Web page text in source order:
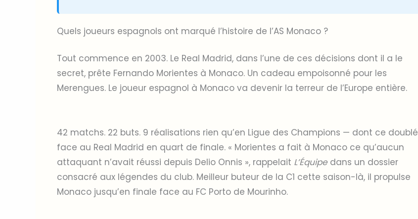
Quels joueurs espagnols ont marqué l’histoire de l’AS Monaco ?
Tout commence en 2003. Le Real Madrid, dans l’une de ces décisions dont il a le
secret, prête Fernando Morientes à Monaco. Un cadeau empoisonné pour les
Merengues. Le joueur espagnol à Monaco va devenir la terreur de l’Europe entière.
42 matchs. 22 buts. 9 réalisations rien qu’en Ligue des Champions — dont ce doublé
face au Real Madrid en quart de finale. « Morientes a fait à Monaco ce qu’aucun
attaquant n’avait réussi depuis Delio Onnis », rappelait L’Équipedans un dossier
consacré aux légendes du club. Meilleur buteur de la C1 cette saison-là, il propulse
Monaco jusqu’en finale face au FC Porto de Mourinho.